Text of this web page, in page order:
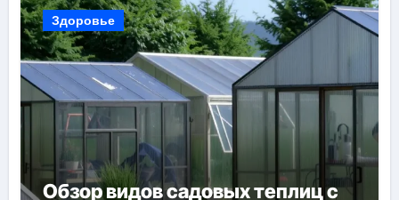
Здоровье
Обзор видов садовых теплиц с